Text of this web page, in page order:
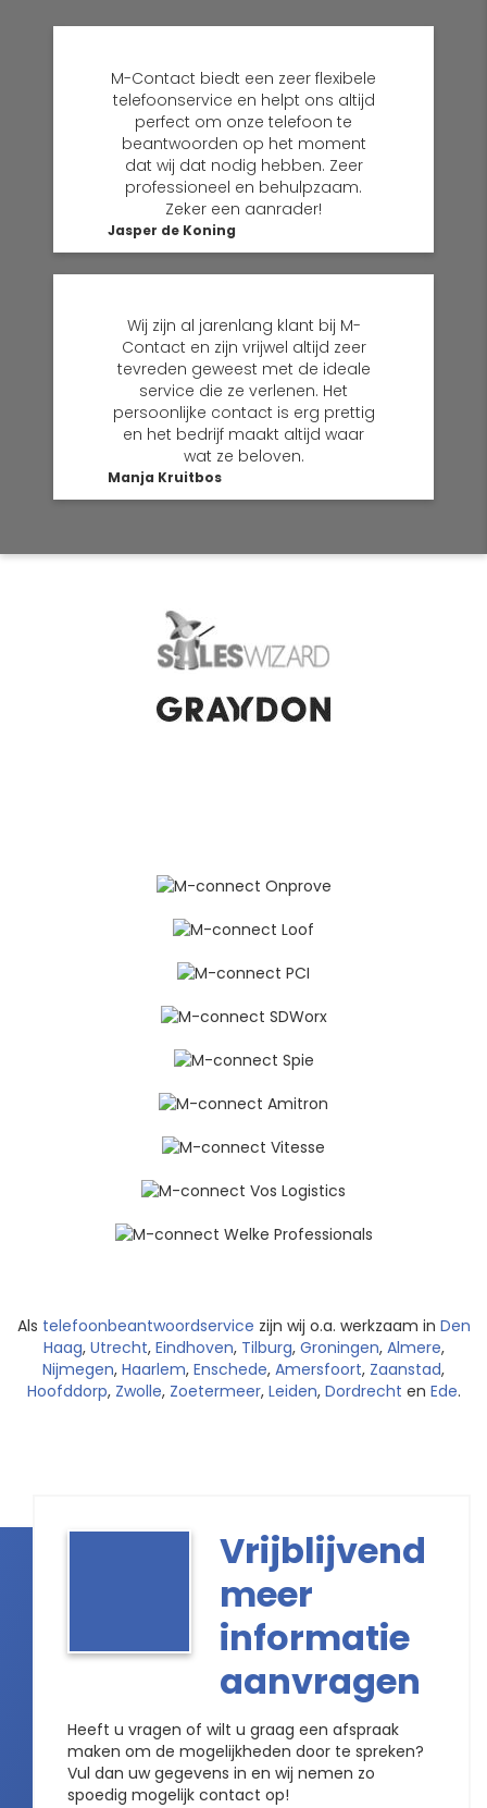
M-Contact biedt een zeer flexibele
telefoonservice en helpt ons altijd
perfect om onze telefoon te
beantwoorden op het moment
dat wij dat nodig hebben. Zeer
professioneel en behulpzaam.
Zeker een aanrader!
Jasper de Koning
Wij zijn al jarenlang klant bij M-
Contact en zijn vrijwel altijd zeer
tevreden geweest met de ideale
service die ze verlenen. Het
persoonlijke contact is erg prettig
en het bedrijf maakt altijd waar
wat ze beloven.
Manja Kruitbos
Als telefoonbeantwoordservice zijn wij o.a. werkzaam in Den
Haag, Utrecht, Eindhoven, Tilburg, Groningen, Almere,
Nijmegen, Haarlem, Enschede, Amersfoort, Zaanstad,
Hoofddorp, Zwolle, Zoetermeer, Leiden, Dordrecht en Ede.
Vrijblijvend
meer
informatie
aanvragen
Heeft u vragen of wilt u graag een afspraak
maken om de mogelijkheden door te spreken?
Vul dan uw gegevens in en wij nemen zo
spoedig mogelijk contact op!